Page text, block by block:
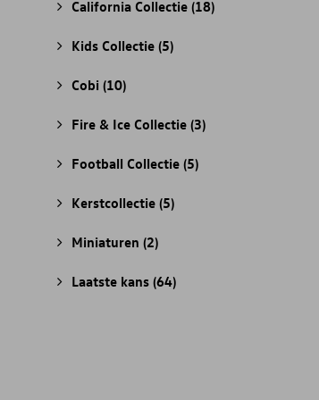
California Collectie (18)
Kids Collectie (5)
Cobi (10)
Fire & Ice Collectie (3)
Football Collectie (5)
Kerstcollectie (5)
Miniaturen (2)
Laatste kans (64)